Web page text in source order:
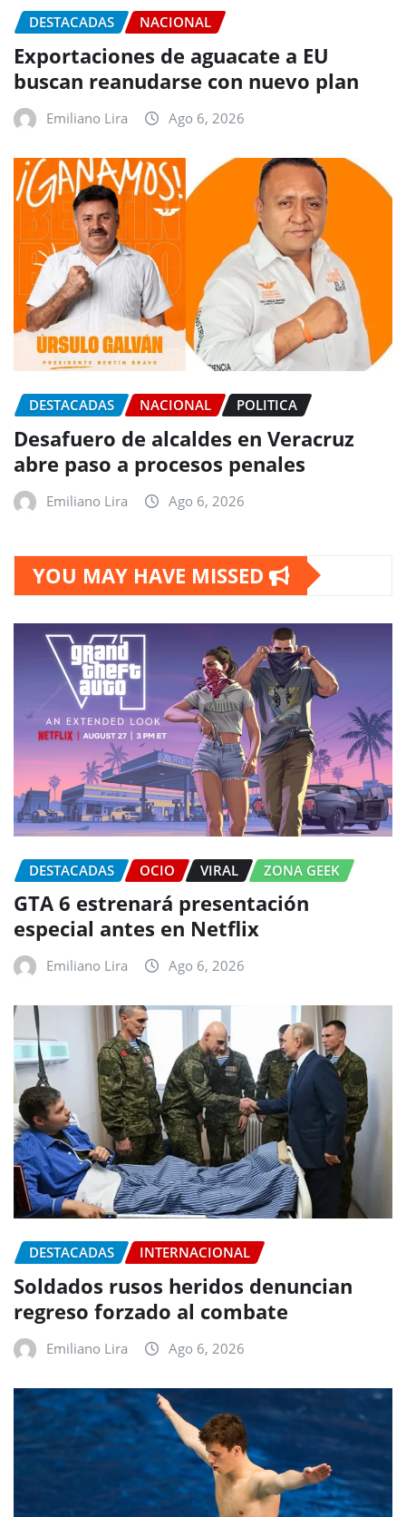
DESTACADAS NACIONAL
Exportaciones de aguacate a EU
buscan reanudarse con nuevo plan
Emiliano Lira Ago 6, 2026
DESTACADAS NACIONAL POLITICA
Desafuero de alcaldes en Veracruz
abre paso a procesos penales
Emiliano Lira Ago 6, 2026
YOU MAY HAVE MISSED
DESTACADAS OCIO VIRAL ZONA GEEK
GTA 6 estrenará presentación
especial antes en Netflix
Emiliano Lira Ago 6, 2026
DESTACADAS INTERNACIONAL
Soldados rusos heridos denuncian
regreso forzado al combate
Emiliano Lira Ago 6, 2026